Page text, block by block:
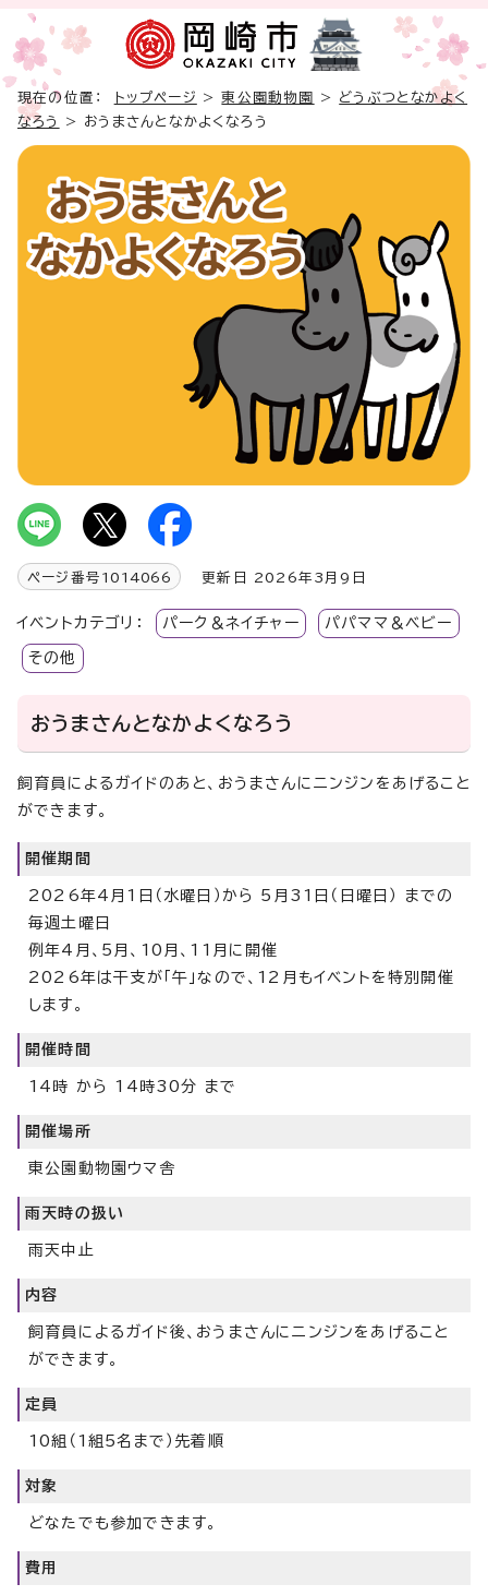
現在の位置： トップページ > 東公園動物園 > どうぶつとなかよく
なろう
> おうまさんとなかよくなろう
ページ番号 1014066 更新日 2026年3月9日
イベントカテゴリ： パーク＆ネイチャー パパママ＆ベビー
その他
おうまさんとなかよくなろう
飼育員によるガイドのあと、おうまさんにニンジンをあげること
ができます。
開催期間
2026年4月1日（水曜日）から 5月31日（日曜日） までの
毎週土曜日
例年4月、5月、10月、11月に開催
2026年は干支が「午」なので、12月もイベントを特別開催
します。
開催時間
14時 から 14時30分 まで
開催場所
東公園動物園ウマ舎
雨天時の扱い
雨天中止
内容
飼育員によるガイド後、おうまさんにニンジンをあげること
ができます。
定員
10組（1組5名まで）先着順
対象
どなたでも参加できます。
費用